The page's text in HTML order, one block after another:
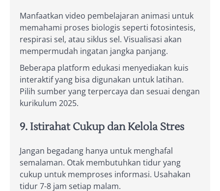
Manfaatkan video pembelajaran animasi untuk
memahami proses biologis seperti fotosintesis,
respirasi sel, atau siklus sel. Visualisasi akan
mempermudah ingatan jangka panjang.
Beberapa platform edukasi menyediakan kuis
interaktif yang bisa digunakan untuk latihan.
Pilih sumber yang terpercaya dan sesuai dengan
kurikulum 2025.
9. Istirahat Cukup dan Kelola Stres
Jangan begadang hanya untuk menghafal
semalaman. Otak membutuhkan tidur yang
cukup untuk memproses informasi. Usahakan
tidur 7-8 jam setiap malam.